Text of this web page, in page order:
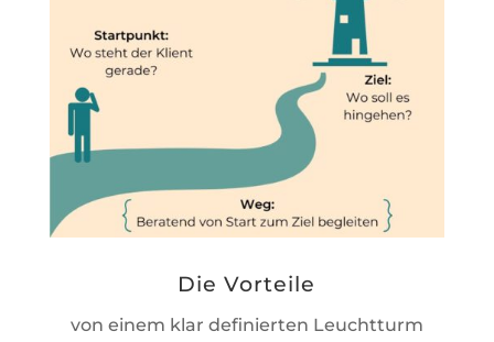
Die Vorteile
von einem klar definierten Leuchtturm